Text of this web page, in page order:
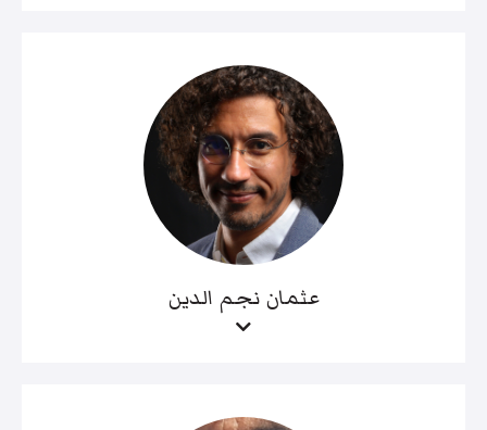
عثمان نجم الدين